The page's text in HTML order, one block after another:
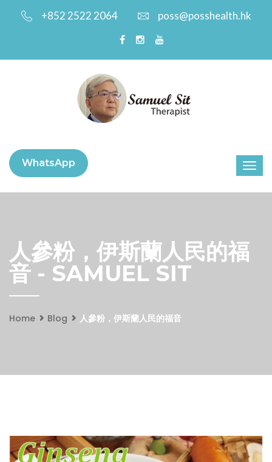
+852 2522 2064 poss@posshealth.hk
WhatsApp
人參粉，伊斯蘭人民的福
音 - SAMUEL SIT
Home Blog 人參粉，伊斯蘭人民的福音